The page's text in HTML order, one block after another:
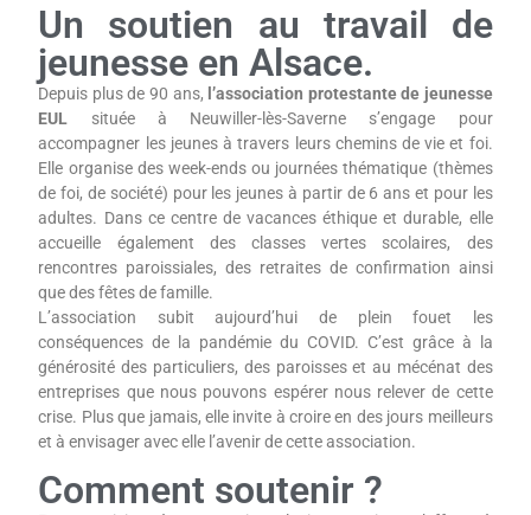
Un soutien au travail de
jeunesse en Alsace.
Depuis plus de 90 ans, l’association protestante de jeunesse
EUL située à Neuwiller-lès-Saverne s’engage pour
accompagner les jeunes à travers leurs chemins de vie et foi.
Elle organise des week-ends ou journées thématique (thèmes
de foi, de société) pour les jeunes à partir de 6 ans et pour les
adultes. Dans ce centre de vacances éthique et durable, elle
accueille également des classes vertes scolaires, des
rencontres paroissiales, des retraites de confirmation ainsi
que des fêtes de famille.
L’association subit aujourd’hui de plein fouet les
conséquences de la pandémie du COVID. C’est grâce à la
générosité des particuliers, des paroisses et au mécénat des
entreprises que nous pouvons espérer nous relever de cette
crise. Plus que jamais, elle invite à croire en des jours meilleurs
et à envisager avec elle l’avenir de cette association.
Comment soutenir ?